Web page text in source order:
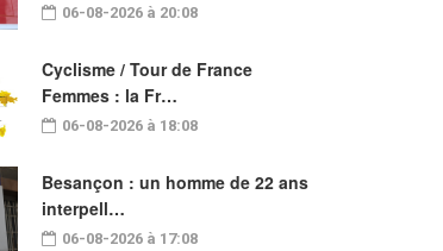
06-08-2026 à 20:08
Cyclisme / Tour de France
Femmes : la Fr…
06-08-2026 à 18:08
Besançon : un homme de 22 ans
interpell…
06-08-2026 à 17:08